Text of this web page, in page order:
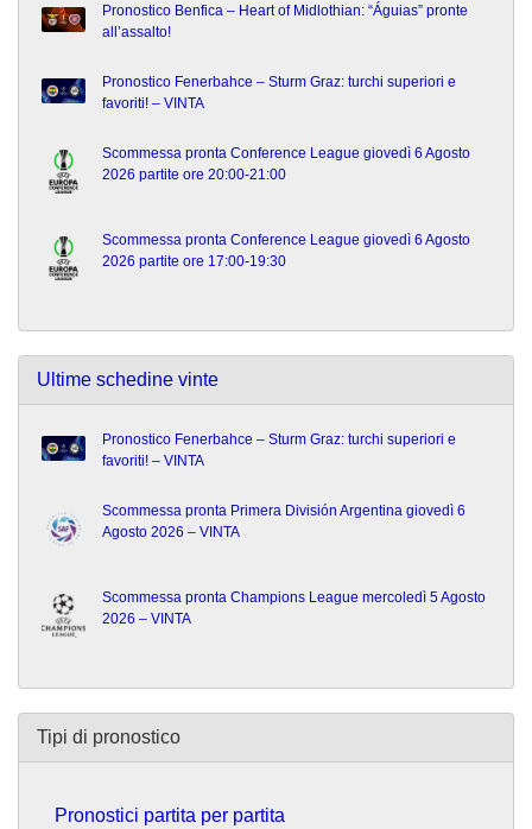
Pronostico Benfica – Heart of Midlothian: “Águias” pronte
all’assalto!
Pronostico Fenerbahce – Sturm Graz: turchi superiori e
favoriti! – VINTA
Scommessa pronta Conference League giovedì 6 Agosto
2026 partite ore 20:00-21:00
Scommessa pronta Conference League giovedì 6 Agosto
2026 partite ore 17:00-19:30
Ultime schedine vinte
Pronostico Fenerbahce – Sturm Graz: turchi superiori e
favoriti! – VINTA
Scommessa pronta Primera División Argentina giovedì 6
Agosto 2026 – VINTA
Scommessa pronta Champions League mercoledì 5 Agosto
2026 – VINTA
Tipi di pronostico
Pronostici partita per partita